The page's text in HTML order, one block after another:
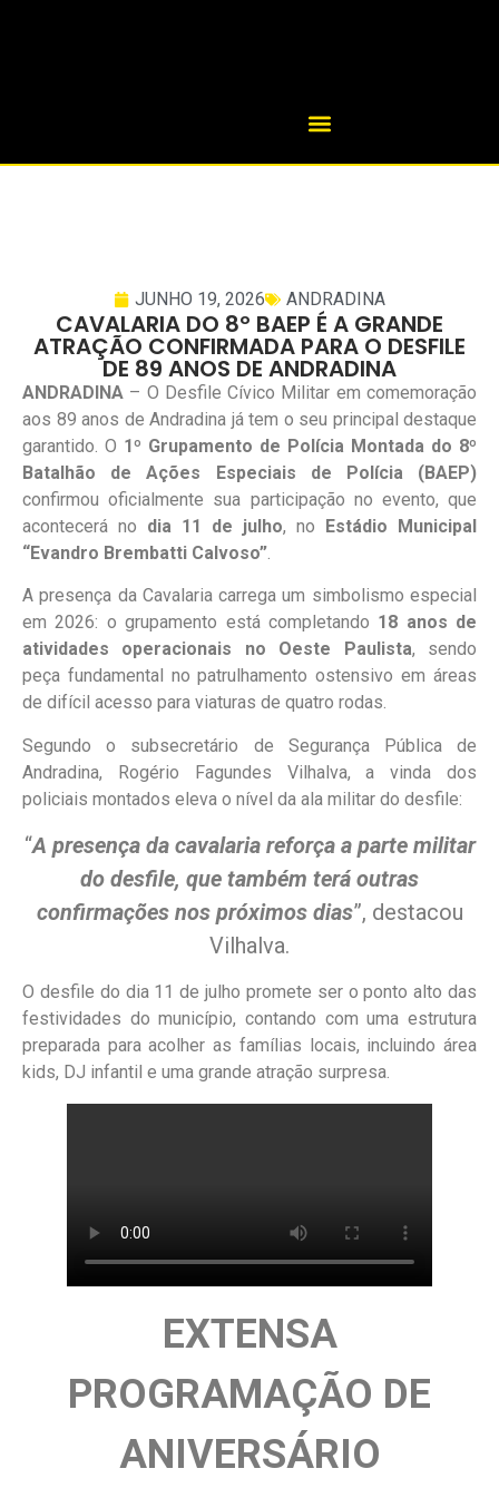
JUNHO 19, 2026 ANDRADINA
CAVALARIA DO 8º BAEP É A GRANDE
ATRAÇÃO CONFIRMADA PARA O DESFILE
DE 89 ANOS DE ANDRADINA
ANDRADINA – O Desfile Cívico Militar em comemoração
aos 89 anos de Andradina já tem o seu principal destaque
garantido. O 1º Grupamento de Polícia Montada do 8º
Batalhão de Ações Especiais de Polícia (BAEP)
confirmou oficialmente sua participação no evento, que
acontecerá no dia 11 de julho, no Estádio Municipal
“Evandro Brembatti Calvoso”.
A presença da Cavalaria carrega um simbolismo especial
em 2026: o grupamento está completando 18 anos de
atividades operacionais no Oeste Paulista, sendo
peça fundamental no patrulhamento ostensivo em áreas
de difícil acesso para viaturas de quatro rodas.
Segundo o subsecretário de Segurança Pública de
Andradina, Rogério Fagundes Vilhalva, a vinda dos
policiais montados eleva o nível da ala militar do desfile:
“A presença da cavalaria reforça a parte militar
do desfile, que também terá outras
confirmações nos próximos dias”, destacou
Vilhalva.
O desfile do dia 11 de julho promete ser o ponto alto das
festividades do município, contando com uma estrutura
preparada para acolher as famílias locais, incluindo área
kids, DJ infantil e uma grande atração surpresa.
EXTENSA
PROGRAMAÇÃO DE
ANIVERSÁRIO